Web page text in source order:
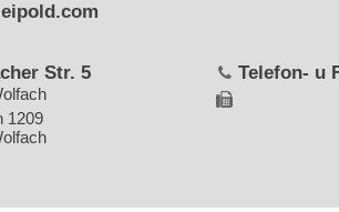
Str. 5
1209
Telefon- u